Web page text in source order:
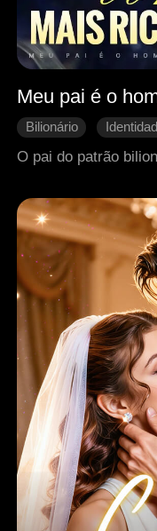
Meu pai é o
Bilionário